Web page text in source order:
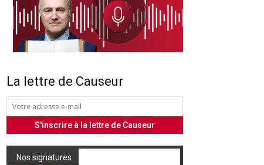
La lettre de Causeur
Nos signatures